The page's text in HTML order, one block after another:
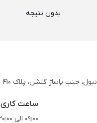
بدون نتیجه
جنب پاساژ گلشن، پلاک 410
ساعت کاری
09:00 الی 20:00